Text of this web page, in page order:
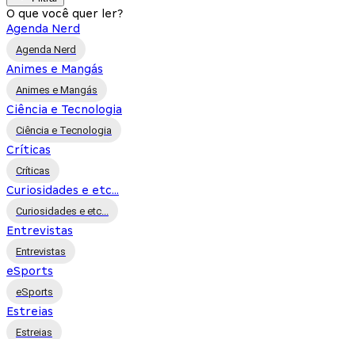
O que você quer ler?
Agenda Nerd
Agenda Nerd
Animes e Mangás
Animes e Mangás
Ciência e Tecnologia
Ciência e Tecnologia
Críticas
Críticas
Curiosidades e etc...
Curiosidades e etc...
Entrevistas
Entrevistas
eSports
eSports
Estreias
Estreias